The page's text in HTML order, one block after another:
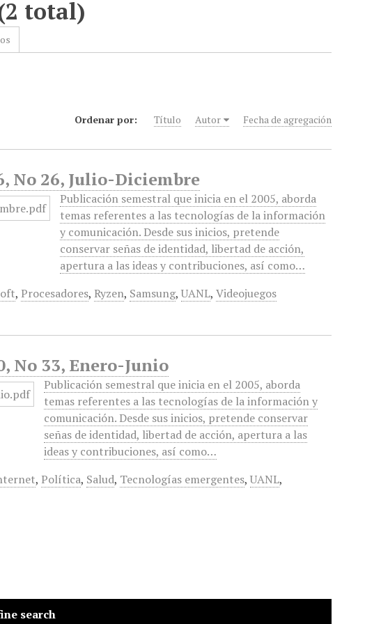
total)
Ordenar por: Título Autor Fecha de agregación
No 26, Julio-Diciembre
Publicación semestral que inicia en el 2005, aborda
temas referentes a las tecnologías de la información
y comunicación. Desde sus inicios, pretende
conservar señas de identidad, libertad de acción,
apertura a las ideas y contribuciones, así como…
, Procesadores, Ryzen, Samsung,UANL,Videojuegos
No 33, Enero-Junio
Publicación semestral que inicia en el 2005, aborda
temas referentes a las tecnologías de la información y
comunicación. Desde sus inicios, pretende conservar
señas de identidad, libertad de acción, apertura a las
ideas y contribuciones, así como…
, Política, Salud, Tecnologías emergentes,UANL,
search